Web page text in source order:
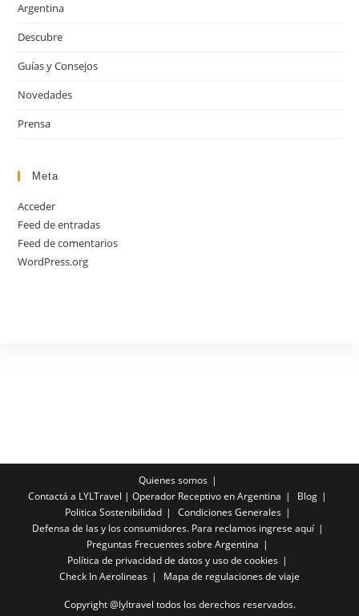
Argentina
Descubre
Guías y Consejos
Novedades
Prensa
Meta
Acceder
Feed de entradas
Feed de comentarios
WordPress.org
Quienes somos
Contactá a LYLTravel | Operador Receptivo en Argentina
Blog
Politica Sostenibilidad
Condiciones Generales
Defensa de las y los consumidores. Para reclamos ingrese aquí
Preguntas Frecuentes sobre Argentina
Política de privacidad de datos y uso de cookies
Check In Aerolineas
Mapa de regulaciones de viaje
Copyright @lyltravel todos los derechos reservados.